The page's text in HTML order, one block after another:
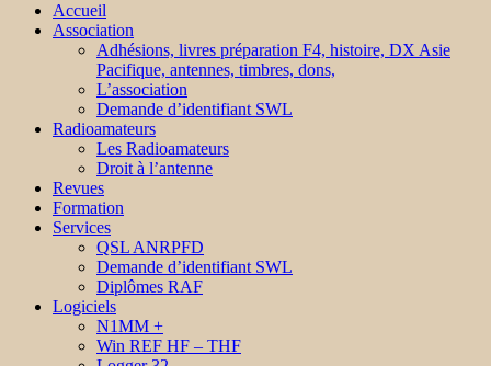
Accueil
Association
Adhésions, livres préparation F4, histoire, DX Asie
Pacifique, antennes, timbres, dons,
L’association
Demande d’identifiant SWL
Radioamateurs
Les Radioamateurs
Droit à l’antenne
Revues
Formation
Services
QSL ANRPFD
Demande d’identifiant SWL
Diplômes RAF
Logiciels
N1MM +
Win REF HF – THF